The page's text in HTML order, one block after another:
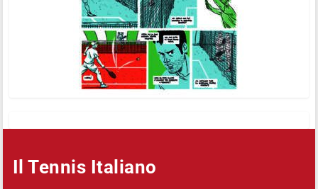
Il Tennis Italiano